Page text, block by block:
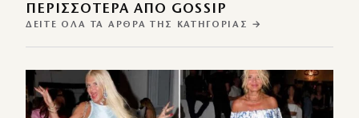
ΠΕΡΙΣΣΌΤΕΡΑ ΑΠΌ GOSSIP
ΔΕΊΤΕ ΌΛΑ ΤΑ ΆΡΘΡΑ ΤΗΣ ΚΑΤΗΓΟΡΊΑΣ →